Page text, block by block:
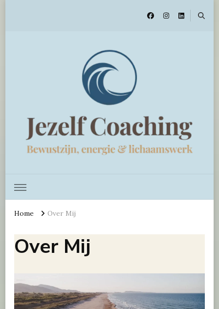
Home Over Mij
Over Mij